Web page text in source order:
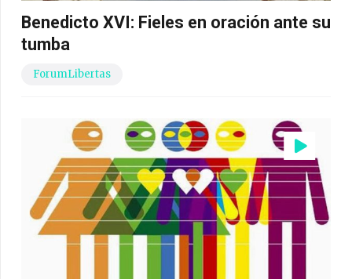
Benedicto XVI: Fieles en oración ante su
tumba
ForumLibertas